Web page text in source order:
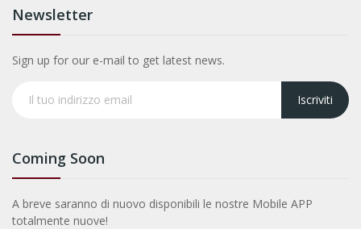
Newsletter
Sign up for our e-mail to get latest news.
Iscriviti
Coming Soon
A breve saranno di nuovo disponibili le nostre Mobile APP
totalmente nuove!